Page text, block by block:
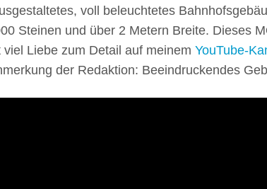
voll beleuchtetes
Steinen und über 2 Metern Breite. Dieses
viel Liebe zum Detail auf meinem YouTube-
der Redaktion: Beeindruckendes